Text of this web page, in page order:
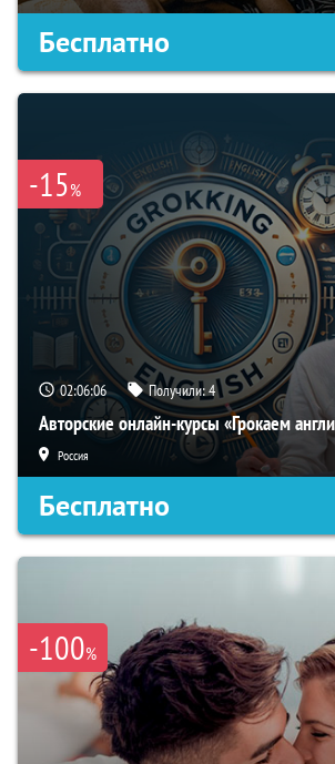
Бесплатно
-15%
02:06:05 Получили:4
Авторские онлайн-курсы «Грокаем
Россия
Бесплатно
-100%